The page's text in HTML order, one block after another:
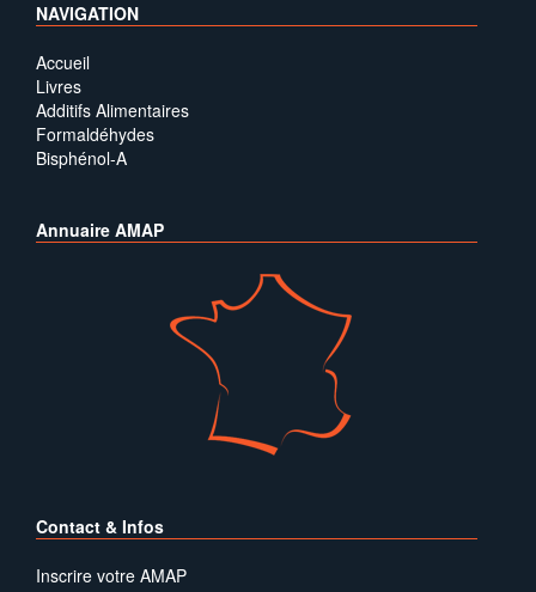
NAVIGATION
Accueil
Livres
Additifs Alimentaires
Formaldéhydes
Bisphénol-A
Annuaire AMAP
Contact & Infos
Inscrire votre AMAP